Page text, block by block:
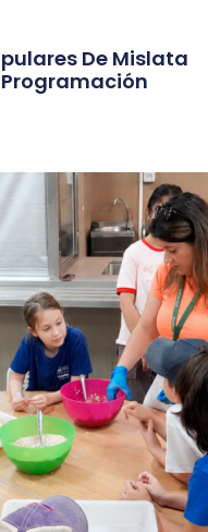
De Mislata
Programación